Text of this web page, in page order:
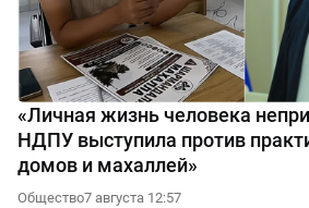
«Личная жизнь человека
НДПУ выступила против
домов и махаллей»
Общество7 августа 12:57